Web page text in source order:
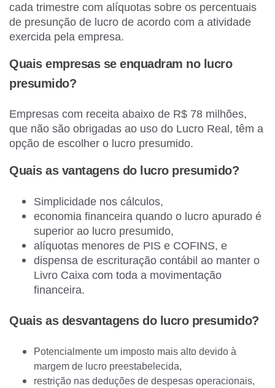
cada trimestre com alíquotas sobre os percentuais
de presunção de lucro de acordo com a atividade
exercida pela empresa.
Quais empresas se enquadram no lucro
presumido?
Empresas com receita abaixo de R$ 78 milhões,
que não são obrigadas ao uso do Lucro Real, têm a
opção de escolher o lucro presumido.
Quais as vantagens do lucro presumido?
Simplicidade nos cálculos,
economia financeira quando o lucro apurado é
superior ao lucro presumido,
alíquotas menores de PIS e COFINS, e
dispensa de escrituração contábil ao manter o
Livro Caixa com toda a movimentação
financeira.
Quais as desvantagens do lucro presumido?
Potencialmente um imposto mais alto devido à
margem de lucro preestabelecida,
restrição nas deduções de despesas operacionais,